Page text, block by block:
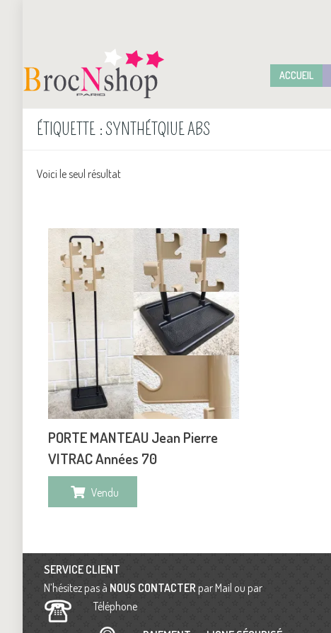
ACCUEIL
ÉTIQUETTE : SYNTHÉTQIUE ABS
Voici le seul résultat
PORTE MANTEAU Jean Pierre
VITRAC Années 70
Vendu
SERVICE CLIENT
N’hésitez pas à NOUS CONTACTER par Mail ou par
Téléphone